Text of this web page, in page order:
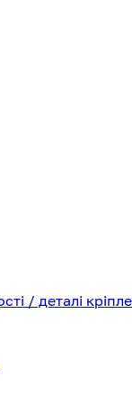
/ деталі